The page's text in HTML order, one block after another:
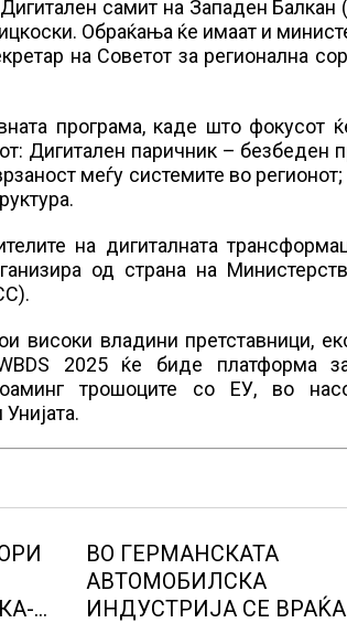
самит на Западен Балкан
Oбраќањa ќе имаат и
на Советот за регионална
програма, каде што фокусот
Дигитален паричник – безбеден
меѓу системите во регионот;
на дигиталната
од страна на
високи владини претставници,
2025 ќе биде платформа
трошоците со ЕУ, во
ВО ГЕРМАНСКАТА
АВТОМОБИЛСКА
ИНДУСТРИЈА СЕ ВРАЌА